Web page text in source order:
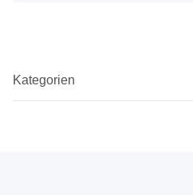
Kategorien